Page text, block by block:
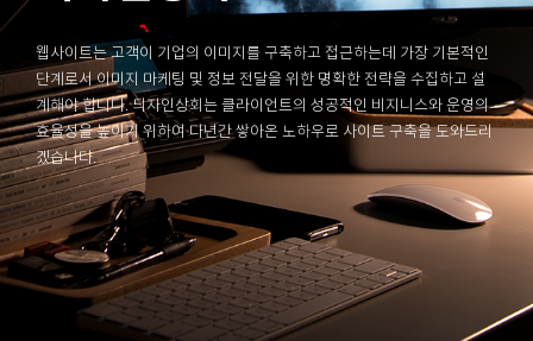
웹사이트는 고객이 기업의 이미지를 구축하고 접근하는데 가장 기본적인
단계로서 이미지 마케팅 및 정보 전달을 위한 명확한 전략을 수집하고 설
계해야 합니다. 듸자인상회는 클라이언트의 성공적인 비지니스와 운영의
효율성을 높이기 위하여 다년간 쌓아온 노하우로 사이트 구축을 도와드리
겠습니다.